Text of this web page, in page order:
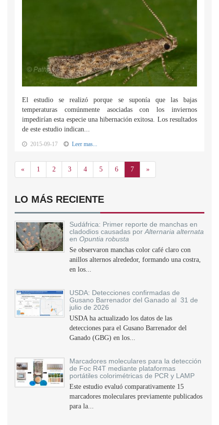
El estudio se realizó porque se suponía que las bajas
temperaturas comúnmente asociadas con los inviernos
impedirían esta especie una hibernación exitosa. Los resultados
de este estudio indican...
2015-09-17 Leer mas...
«Anterior
1 2 3 4 5 6 7 »Siguiente
LO MÁS RECIENTE
Sudáfrica: Primer reporte de manchas en
cladodios causadas por Alternaria alternata
en Opuntia robusta
Se observaron manchas color café claro con
anillos alternos alrededor, formando una costra,
en los...
USDA: Detecciones confirmadas de
Gusano Barrenador del Ganado al 31 de
julio de 2026
USDA ha actualizado los datos de las
detecciones para el Gusano Barrenador del
Ganado (GBG) en los...
Marcadores moleculares para la detección
de Foc R4T mediante plataformas
portátiles colorimétricas de PCR y LAMP
Este estudio evaluó comparativamente 15
marcadores moleculares previamente publicados
para la...